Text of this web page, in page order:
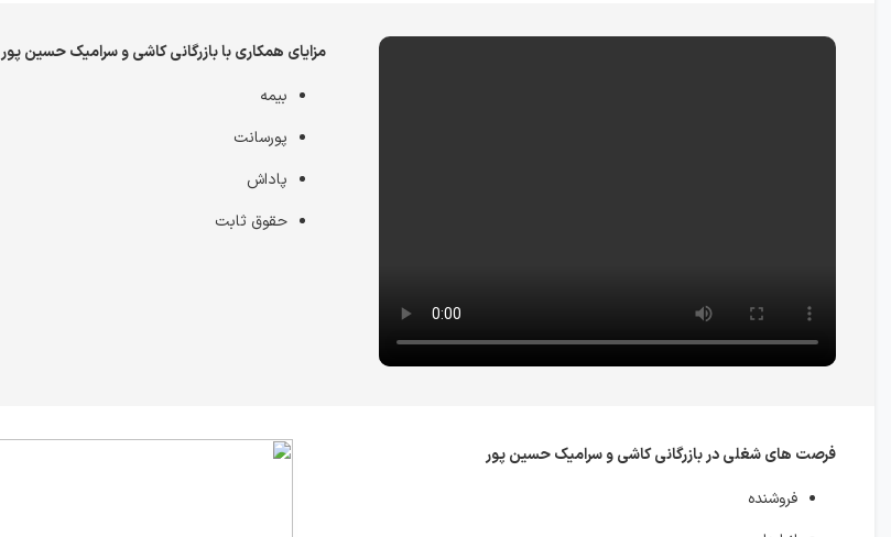
مزایای همکاری با بازرگانی کاشی و سرامیک حسین پور
بیمه
پورسانت
پاداش
حقوق ثابت
فرصت های شغلی در بازرگانی کاشی و سرامیک حسین پور
فروشنده